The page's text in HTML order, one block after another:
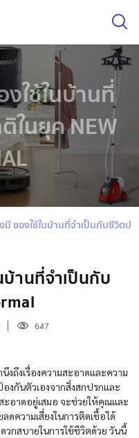
ใช้ในบ้านที่
ในยุค NEW
มี ของใช้ในบ้านที่จำเป็นกับชีวิตป
านที่จำเป็นกับ
647
งถึงเรื่องความสะอาดและความ
งกันตัวเองจากสิ่งสกปรกและ
ะอาดอยู่เสมอ จะช่วยให้คุณและ
ความเสี่ยงในการติดเชื้อได้
วกสบายในการใช้ชีวิตด้วย วันนี้